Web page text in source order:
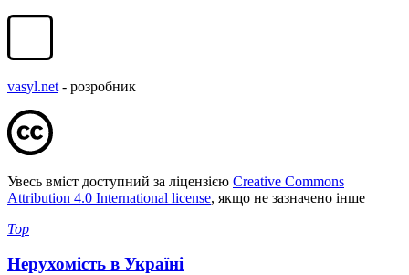
vasyl.net - розробник
Увесь вміст доступний за ліцензією Creative Commons
Attribution 4.0 International license, якщо не зазначено інше
Top
Нерухомість в Україні